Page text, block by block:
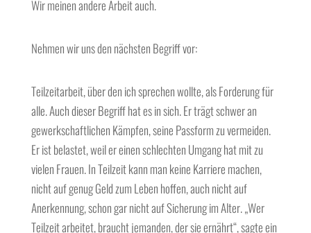
Wir meinen andere Arbeit auch.
Nehmen wir uns den nächsten Begriff vor:
Teilzeitarbeit, über den ich sprechen wollte, als Forderung für
alle. Auch dieser Begriff hat es in sich. Er trägt schwer an
gewerkschaftlichen Kämpfen, seine Passform zu vermeiden.
Er ist belastet, weil er einen schlechten Umgang hat mit zu
vielen Frauen. In Teilzeit kann man keine Karriere machen,
nicht auf genug Geld zum Leben hoffen, auch nicht auf
Anerkennung, schon gar nicht auf Sicherung im Alter. „Wer
Teilzeit arbeitet, braucht jemanden, der sie ernährt“, sagte ein